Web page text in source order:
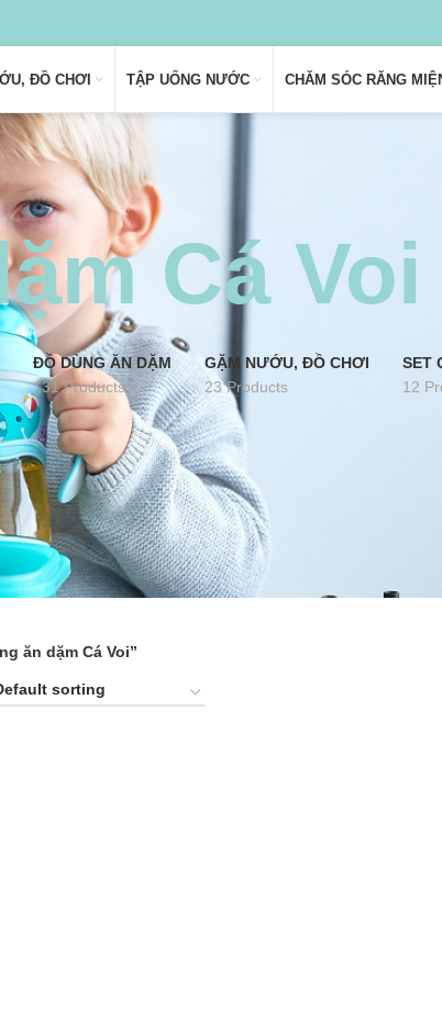
ĐỒ CHƠI TẬP UỐNG NƯỚC CHĂM SÓC RĂNG
Cá Voi
ĐỒ DÙNG ĂN DẶM
131 Products
GẶM NƯỚU, ĐỒ CHƠI
23 Products
SET
12
ăn dặm Cá Voi”